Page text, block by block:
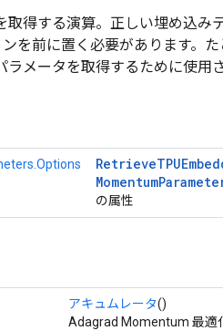
得する演算。正しい埋め込み
を前に置く必要があります。
メータを取得するために使用さ
Retrieve
Momentum
の属性
アキュムレータ()
Adagrad Momentum 最適